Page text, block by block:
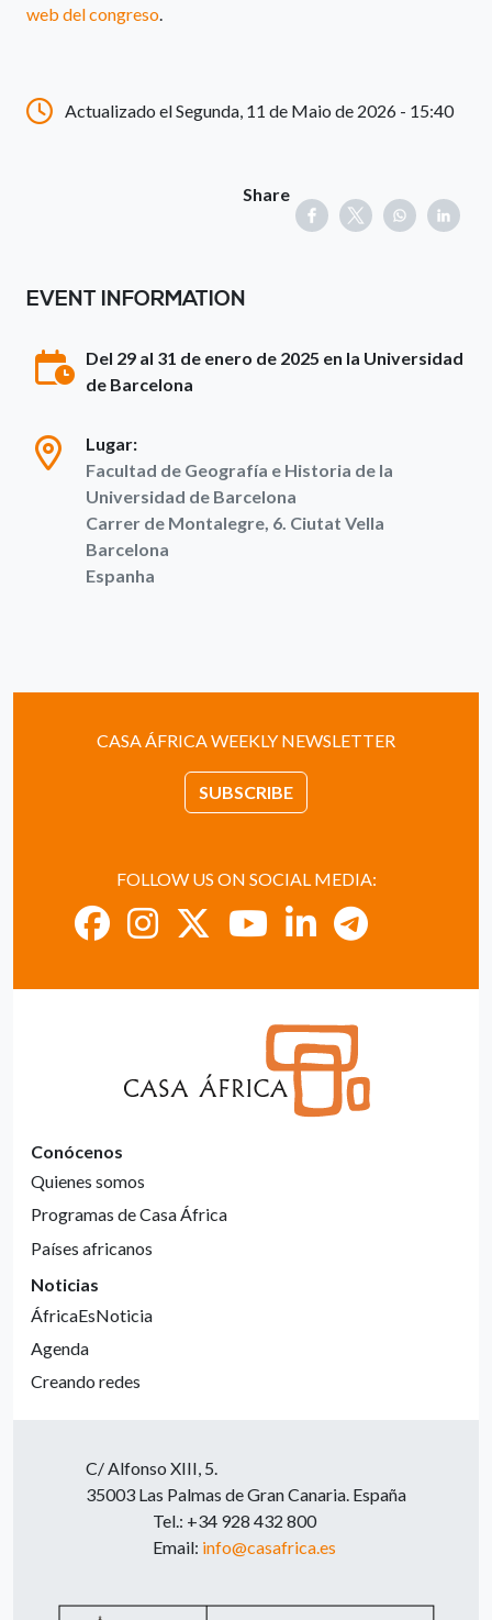
web del congreso.
Actualizado el Segunda, 11 de Maio de 2026 - 15:40
Share
EVENT INFORMATION
Del 29 al 31 de enero de 2025 en la Universidad
de Barcelona
Lugar:
Facultad de Geografía e Historia de la
Universidad de Barcelona
Carrer de Montalegre, 6. Ciutat Vella
Barcelona
Espanha
CASA ÁFRICA WEEKLY NEWSLETTER
SUBSCRIBE
FOLLOW US ON SOCIAL MEDIA:
Conócenos
Quienes somos
Programas de Casa África
Países africanos
Noticias
ÁfricaEsNoticia
Agenda
Creando redes
C/ Alfonso XIII, 5.
35003 Las Palmas de Gran Canaria. España
Tel.: +34 928 432 800
Email: info@casafrica.es